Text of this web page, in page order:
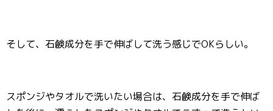
そして、石鹸成分を手で伸ばして洗う感じでOKらしい。
スポンジやタオルで洗いたい場合は、石鹸成分を手で伸ば